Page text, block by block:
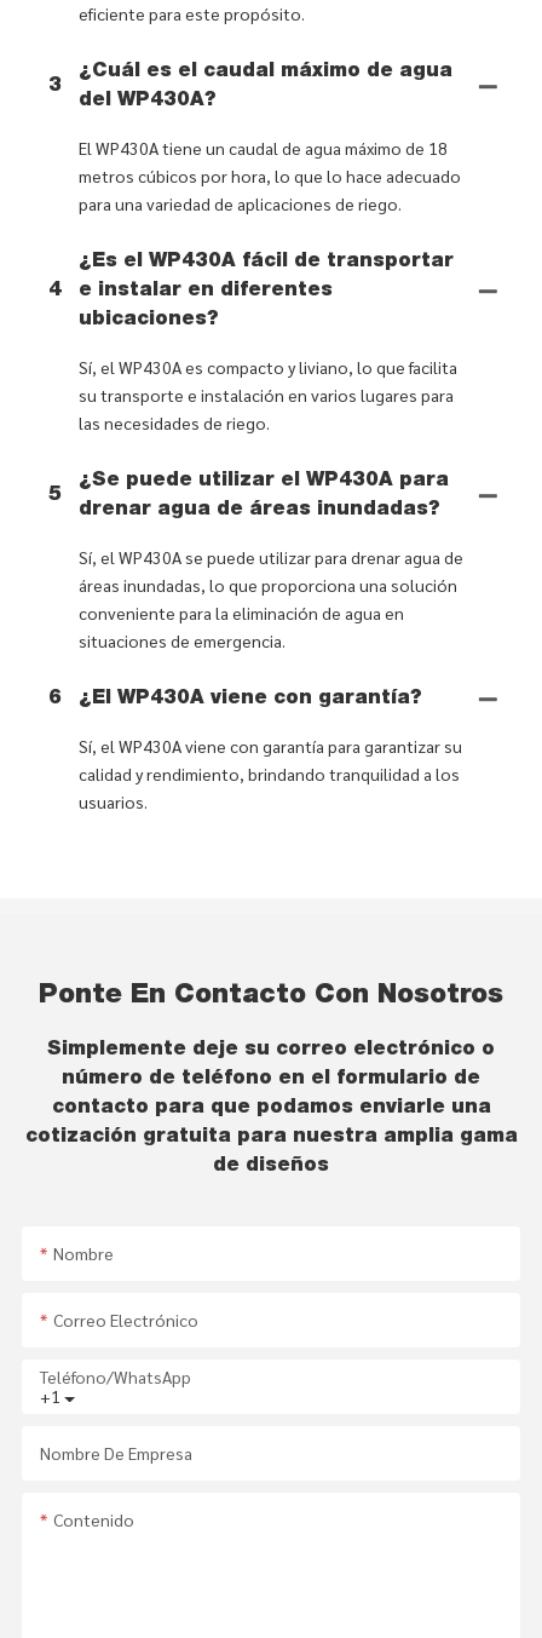
eficiente para este propósito.
3
¿Cuál es el caudal máximo de agua
del WP430A?
El WP430A tiene un caudal de agua máximo de 18
metros cúbicos por hora, lo que lo hace adecuado
para una variedad de aplicaciones de riego.
4
¿Es el WP430A fácil de transportar
e instalar en diferentes
ubicaciones?
Sí, el WP430A es compacto y liviano, lo que facilita
su transporte e instalación en varios lugares para
las necesidades de riego.
5
¿Se puede utilizar el WP430A para
drenar agua de áreas inundadas?
Sí, el WP430A se puede utilizar para drenar agua de
áreas inundadas, lo que proporciona una solución
conveniente para la eliminación de agua en
situaciones de emergencia.
6 ¿El WP430A viene con garantía?
Sí, el WP430A viene con garantía para garantizar su
calidad y rendimiento, brindando tranquilidad a los
usuarios.
Ponte En Contacto Con Nosotros
Simplemente deje su correo electrónico o
número de teléfono en el formulario de
contacto para que podamos enviarle una
cotización gratuita para nuestra amplia gama
de diseños
Nombre
Correo Electrónico
+1
Teléfono/WhatsApp
Nombre De Empresa
Contenido